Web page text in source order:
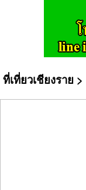
ที่เที่ยวเชียงราย >